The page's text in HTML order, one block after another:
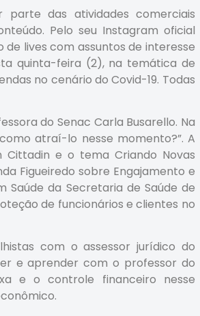
das atividades comerciais
Pelo seu Instagram oficial
lives com assuntos de interesse
quinta-feira (2), na temática de
no cenário do Covid-19. Todas
do Senac Carla Busarello. Na
atraí-lo nesse momento?”. A
e o tema Criando Novas
Figueiredo sobre Engajamento e
da Secretaria de Saúde de
de funcionários e clientes no
com o assessor jurídico do
e aprender com o professor do
e o controle financeiro nesse